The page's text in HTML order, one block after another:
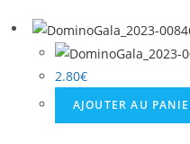
2.80€
AJOUTER AU